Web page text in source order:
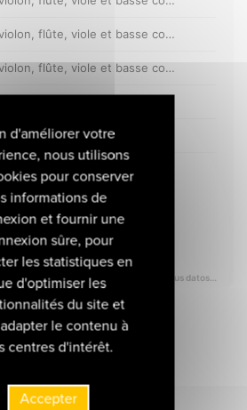
l'album
d'améliorer votre
nous utilisons
pour conserver
informations de
et fournir une
sûre, pour
les statistiques en
d'optimiser les
du site et
le contenu à
centres d'intérêt.
Accepter